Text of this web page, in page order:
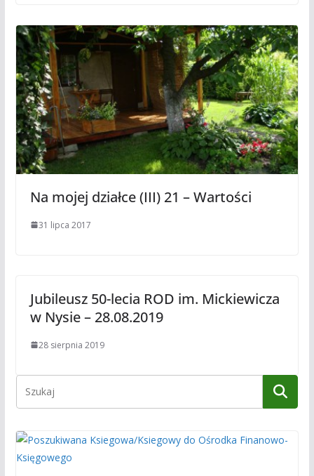
Na mojej działce (III) 21 – Wartości
31 lipca 2017
Jubileusz 50-lecia ROD im. Mickiewicza
w Nysie – 28.08.2019
28 sierpnia 2019